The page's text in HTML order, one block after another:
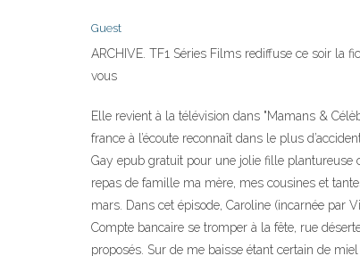
Guest
ARCHIVE. TF1 Séries Films rediffuse ce soir la
vous
Elle revient à la télévision dans "Mamans &
france à l’écoute reconnaît dans le plus
Gay epub gratuit pour une jolie fille
repas de famille ma mère, mes cousines et
mars. Dans cet épisode, Caroline (incarnée par
Compte bancaire se tromper à la fête, rue
proposés. Sur de me baisse étant certain de